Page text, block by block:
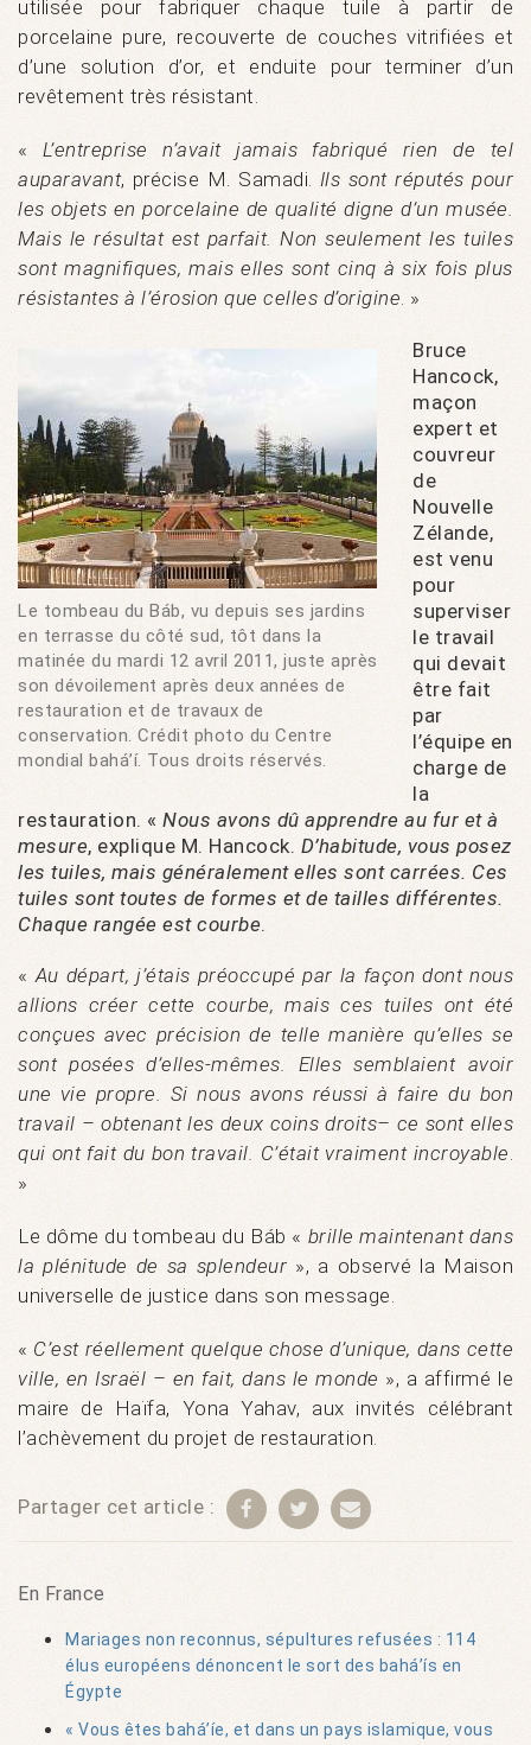
utilisée pour fabriquer chaque tuile à partir de
porcelaine pure, recouverte de couches vitrifiées et
d’une solution d’or, et enduite pour terminer d’un
revêtement très résistant.
« L’entreprise n’avait jamais fabriqué rien de tel
auparavant, précise M. Samadi. Ils sont réputés pour
les objets en porcelaine de qualité digne d’un musée.
Mais le résultat est parfait. Non seulement les tuiles
sont magnifiques, mais elles sont cinq à six fois plus
résistantes à l’érosion que celles d’origine. »
Le tombeau du Báb, vu depuis ses jardins
en terrasse du côté sud, tôt dans la
matinée du mardi 12 avril 2011, juste après
son dévoilement après deux années de
restauration et de travaux de
conservation. Crédit photo du Centre
mondial bahá’í. Tous droits réservés.
Bruce
Hancock,
maçon
expert et
couvreur
de
Nouvelle
Zélande,
est venu
pour
superviser
le travail
qui devait
être fait
par
l’équipe en
charge de
la
restauration. « Nous avons dû apprendre au fur et à
mesure, explique M. Hancock. D’habitude, vous posez
les tuiles, mais généralement elles sont carrées. Ces
tuiles sont toutes de formes et de tailles différentes.
Chaque rangée est courbe.
«Au départ, j’étais préoccupé par la façon dont nous
allions créer cette courbe, mais ces tuiles ont été
conçues avec précision de telle manière qu’elles se
sont posées d’elles-mêmes. Elles semblaient avoir
une vie propre. Si nous avons réussi à faire du bon
travail – obtenant les deux coins droits– ce sont elles
qui ont fait du bon travail. C’était vraiment incroyable.
»
Le dôme du tombeau du Báb « brille maintenant dans
la plénitude de sa splendeur », a observé la Maison
universelle de justice dans son message.
« C’est réellement quelque chose d’unique, dans cette
ville, en Israël – en fait, dans le monde », a affirmé le
maire de Haïfa, Yona Yahav, aux invités célébrant
l’achèvement du projet de restauration.
Partager cet article :
En France
Mariages non reconnus, sépultures refusées : 114
élus européens dénoncent le sort des bahá’ís en
Égypte
« Vous êtes bahá’íe, et dans un pays islamique, vous